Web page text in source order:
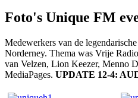
Foto's Unique FM
Medewerkers van de
Norderney. Thema was Vrije
van Velzen, Lion Keezer, Menno
MediaPages. UPDATE 12-4: